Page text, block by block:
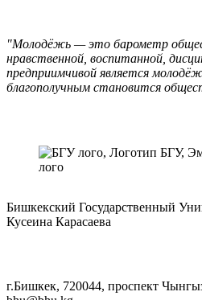
"Молодёжь — это барометр
нравственной, воспитанной,
предприимчивой является
благополучным становится
Бишкекский Государственный
Кусеина Карасаева
г.Бишкек, 720044, проспект